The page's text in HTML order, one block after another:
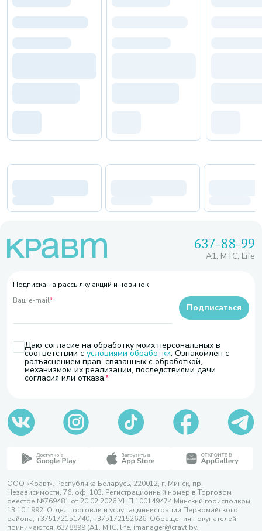
637-88-99
A1, МТС, Life
Подписка на рассылку акций и новинок
Ваш e-mail*
Даю согласие на обработку моих персональных в
соответствии с условиями обработки. Ознакомлен с
разъяснением прав, связанных с обработкой,
механизмом их реализации, последствиями дачи
согласия или отказа.
Подписаться
ООО «Кравт». Республика Беларусь, 220012, г. Минск, пр.
Независимости, 76, оф. 103. Регистрационный номер в Торговом
реестре №769481 от 20.02.2026 УНП 100149474 Минский горисполком,
13.10.1992. Отдел торговли и услуг администрации Первомайского
района, +375172151740; +375172152626. Обращения покупателей
принимаются: 6378899 (А1, МТС, life, imanager@cravt.by.